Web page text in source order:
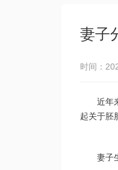
妻子
时间：
近年
起关于胚
妻子